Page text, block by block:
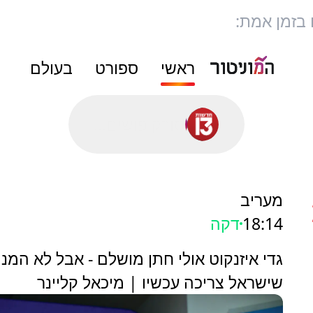
בזמן אמת:
ראשי ספורט בעולם
מעריב
18:14דקה
גדי איזנקוט אולי חתן מושלם - אבל לא
שישראל צריכה עכשיו | מיכאל קליינר